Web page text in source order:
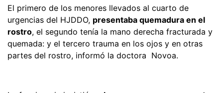
El primero de los menores llevados al cuarto de
urgencias del HJDDO, presentaba quemadura en el
rostro, el segundo tenía la mano derecha fracturada y
quemada: y el tercero trauma en los ojos y en otras
partes del rostro, informó la doctora Novoa.